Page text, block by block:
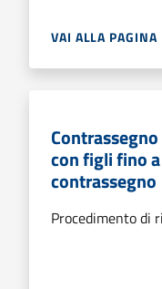
VAI ALLA PAGINA
con figli fino
contrassegno
Procedimento di